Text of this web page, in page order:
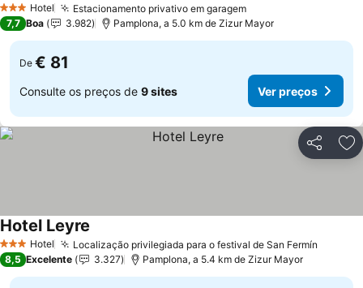
3 EstrelasHotel Estacionamento privativo em garagemVer preços
7,7 Boa 3.982 Pamplona, a 5.0 km de Zizur Mayor
De € 81
Consulte os preços de 9 sites Ver preços
Partilhar
3 EstrelasHotel Localização privilegiada para o festival de San Fermín
Hotel Leyre
8,5 Excelente 3.327 Pamplona, a 5.4 km de Zizur Mayor